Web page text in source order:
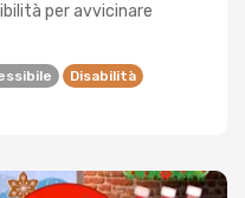
per avvicinare
Disabilità